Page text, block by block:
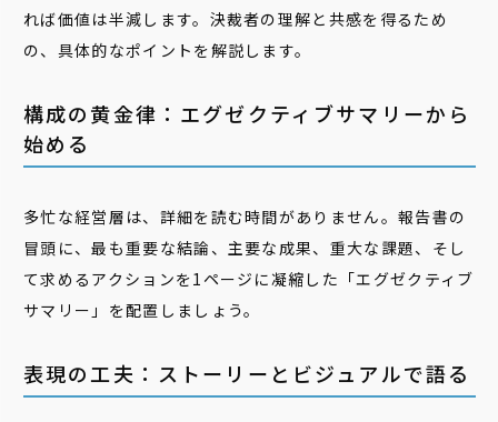
れば価値は半減します。決裁者の理解と共感を得るため
の、具体的なポイントを解説します。
構成の黄金律：エグゼクティブサマリーから
始める
多忙な経営層は、詳細を読む時間がありません。報告書の
冒頭に、最も重要な結論、主要な成果、重大な課題、そし
て求めるアクションを1ページに凝縮した「エグゼクティブ
サマリー」を配置しましょう。
表現の工夫：ストーリーとビジュアルで語る